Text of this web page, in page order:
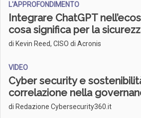
L'APPROFONDIMENTO
Integrare ChatGPT
cosa significa per la
di Kevin Reed, CISO di Acronis
VIDEO
Cyber security e
correlazione nella
di Redazione Cybersecurity360.it